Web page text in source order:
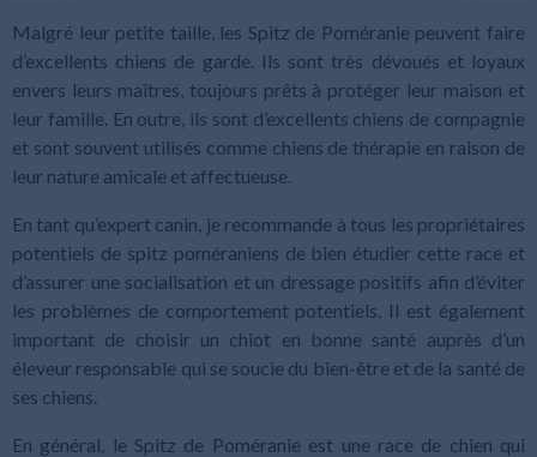
Malgré leur petite taille, les Spitz de Poméranie peuvent faire
d’excellents chiens de garde. Ils sont très dévoués et loyaux
envers leurs maîtres, toujours prêts à protéger leur maison et
leur famille. En outre, ils sont d’excellents chiens de compagnie
et sont souvent utilisés comme chiens de thérapie en raison de
leur nature amicale et affectueuse.
En tant qu’expert canin, je recommande à tous les propriétaires
potentiels de spitz poméraniens de bien étudier cette race et
d’assurer une socialisation et un dressage positifs afin d’éviter
les problèmes de comportement potentiels. Il est également
important de choisir un chiot en bonne santé auprès d’un
éleveur responsable qui se soucie du bien-être et de la santé de
ses chiens.
En général, le Spitz de Poméranie est une race de chien qui